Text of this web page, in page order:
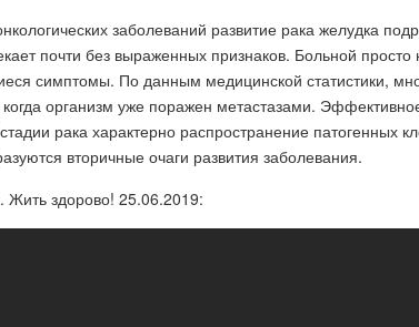
заболеваний развитие рака желудка
почти без выраженных признаков. Больной просто
симптомы. По данным медицинской статистики,
организм уже поражен метастазами.
рака характерно распространение патогенных
вторичные очаги развития заболевания.
Жить здорово! 25.06.2019: